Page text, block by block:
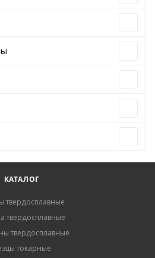
КАТАЛОГ
твердосплавные
твердосплавные
твердосплавные
токарные